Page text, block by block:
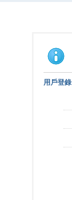
用戶登錄